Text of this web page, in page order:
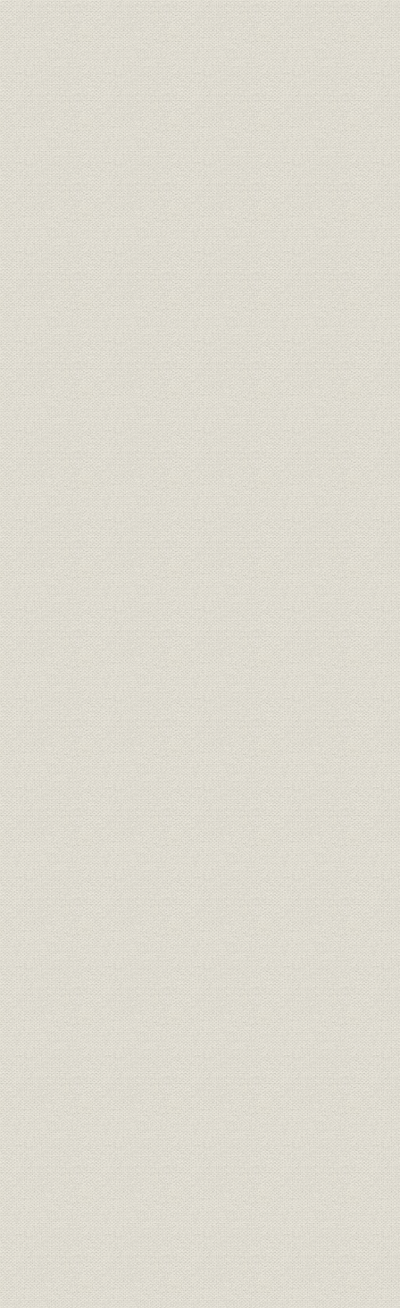
2. 官公庁
3. 一般民需
第2章 躍進する有線通信事業
第1節 クロスバ交換機の増産
1. 標準交換機の完成
2. 海外進出の開始
3. 私設交換機の伸長
第2節 伝送通信事業の発展
1. 事業規模の拡大
2. めざましい新製品の開発
第3節 通信用端末機の発達
1. 電話機関連
2. ファクシミリおよびテレメール
第3章 輝かしい無線事業
第1節 マイクロ波、衛星通信基本技術の確立
1. 変復調方式を中心とする通信方式の開発
2. 遠距離通信用各種装置の開発
3. 大容量通信方式の開発
4. より高い無線周波数帯の開拓
5. 小形化、信頼性向上への努力
第2節 輸出体制の整備
1. ターン キー契約の体験
2. 生産性向上対策
第3節 世界を制覇するマイクロ波通信
1. アナログ マイクロ波通信
2. 見通し外通信
第4節 世界に飛躍する衛星通信
第5節 脚光浴びるVHF、UHF通信
1. 公衆移動通信
2. 専用移動通信
3. UHF帯多重通信
第6節 放送映像機器の多様化
1. カラー化および高規格化時代
2. 無人化、高信頼化、自動化
3. 放送機の省電力化
4. 海外進出